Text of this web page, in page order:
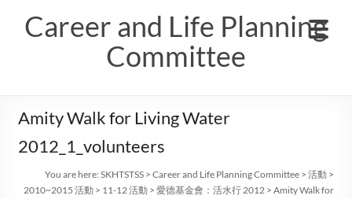
contentCareer and Life Planning
Committee
Amity Walk for Living Water
2012_1_volunteers
You are here:SKHTSTSS >Career and Life Planning Committee >活動 >
2010~2015 活動 > 11-12 活動 >愛德基金會：活水行 2012 >Amity Walk for